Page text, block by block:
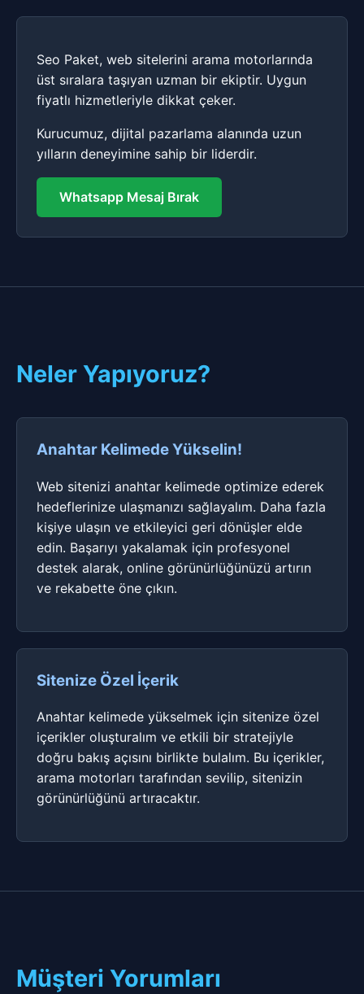
Seo Paket, web sitelerini arama motorlarında
üst sıralara taşıyan uzman bir ekiptir. Uygun
fiyatlı hizmetleriyle dikkat çeker.
Kurucumuz, dijital pazarlama alanında uzun
yılların deneyimine sahip bir liderdir.
Whatsapp Mesaj Bırak
Neler Yapıyoruz?
Anahtar Kelimede Yükselin!
Web sitenizi anahtar kelimede optimize ederek
hedeflerinize ulaşmanızı sağlayalım. Daha fazla
kişiye ulaşın ve etkileyici geri dönüşler elde
edin. Başarıyı yakalamak için profesyonel
destek alarak, online görünürlüğünüzü artırın
ve rekabette öne çıkın.
Sitenize Özel İçerik
Anahtar kelimede yükselmek için sitenize özel
içerikler oluşturalım ve etkili bir stratejiyle
doğru bakış açısını birlikte bulalım. Bu içerikler,
arama motorları tarafından sevilip, sitenizin
görünürlüğünü artıracaktır.
Müşteri Yorumları